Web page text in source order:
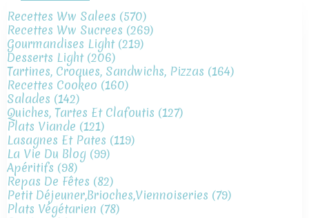
Recettes Ww Salees (570)
Recettes Ww Sucrees (269)
Gourmandises Light(219)
Desserts Light(206)
Tartines, Croques, Sandwichs, Pizzas (164)
Recettes Cookeo (160)
Salades (142)
Quiches, Tartes Et Clafoutis (127)
Plats Viande (121)
Lasagnes Et Pates (119)
La Vie Du Blog (99)
Apéritifs (98)
Repas De Fêtes (82)
Petit Déjeuner,brioches,viennoiseries (79)
Plats Végétarien (78)